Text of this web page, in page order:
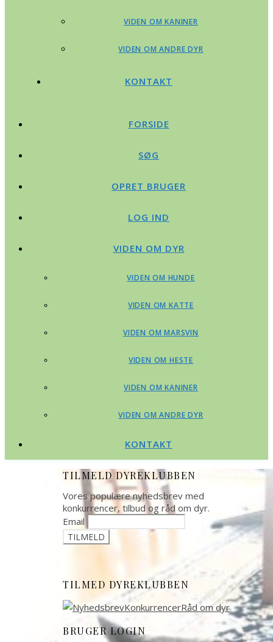
VIDEN OM KANINER
VIDEN OM ANDRE DYR
KONTAKT
FORSIDE
SØG
OPRET BRUGER
LOG IND
VIDEN OM DYR
VIDEN OM HUNDE
VIDEN OM KATTE
VIDEN OM MARSVIN
VIDEN OM HESTE
VIDEN OM KANINER
VIDEN OM ANDRE DYR
KONTAKT
TILMELD DYREKLUBBEN
Vores populære nyhedsbrev med
konkurrencer, tilbud og råd om dyr.
Email
TILMED DYREKLUBBEN
BRUGER LOGIN